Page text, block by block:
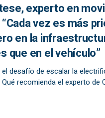
experto en
vez es más
en la
que en el vehículo”
desafío de escalar la
recomienda el experto de